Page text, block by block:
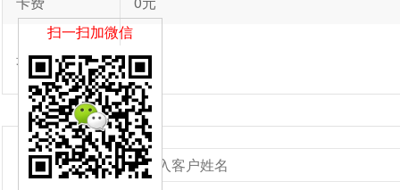
最低消费 3
预约靓号
客户姓名
扫一扫加微信